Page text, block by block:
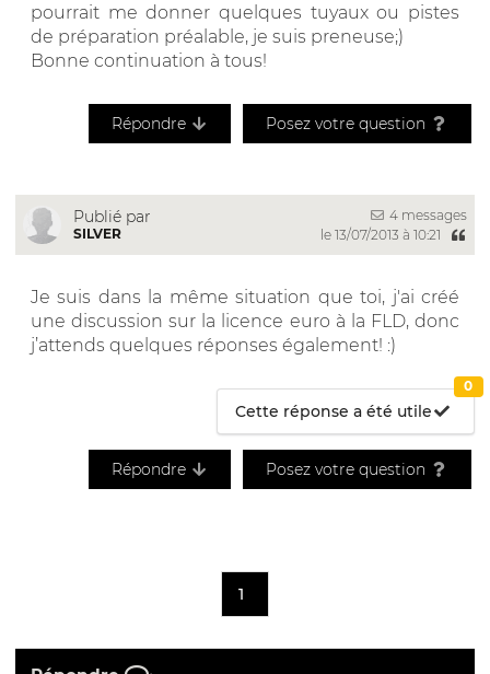
pourrait me donner quelques tuyaux ou pistes
de préparation préalable, je suis preneuse;)
Bonne continuation à tous!
Répondre Posez votre question
Publié par
SILVER
4 messages
le 13/07/2013 à 10:21
Je suis dans la même situation que toi, j'ai créé
une discussion sur la licence euro à la FLD, donc
j’attends quelques réponses également! :)
Cette réponse a été utile
0
Répondre Posez votre question
1